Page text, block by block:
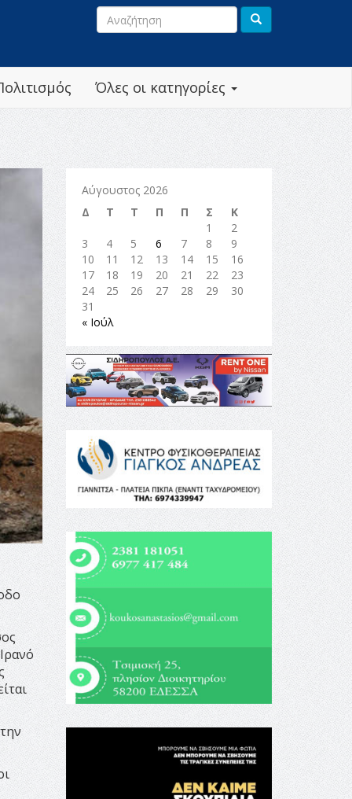
Όλες οι κατηγορίες
Αύγουστος 2026
Δ
Τ Τ Π Π Σ
Κ
1
2
3
4 5 6 7 8
9
10
11 12 13 14 15
16
17
18 19 20 21 22
23
24
25 26 27 28 29
30
31
« Ιούλ